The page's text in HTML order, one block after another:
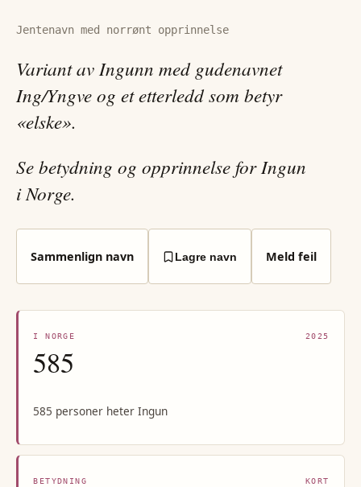
Jentenavn med norrønt opprinnelse
Variant av Ingunn med gudenavnet
Ing/Yngve og et etterledd som betyr
«elske».
Se betydning og opprinnelse for Ingun
i Norge.
Sammenlign navn Lagre navn Meld feil
I NORGE 2025
585
585 personer heter Ingun
BETYDNING KORT